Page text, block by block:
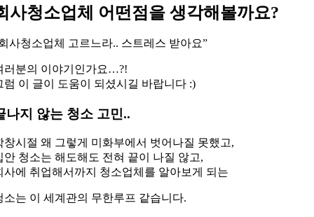
사청소업체 어떤점을 생각해볼까요?
사청소업체 고르느라.. 스트레스 받아요”
러분의 이야기인가요…?!
럼 이 글이 도움이 되셨시길 바랍니다 :)
나지 않는 청소 고민..
창시절 왜 그렇게 미화부에서 벗어나질 못했고,
안 청소는 해도해도 전혀 끝이 나질 않고,
사에 취업해서까지 청소업체를 알아보게 되는
소는 이 세계관의 무한루프 같습니다.